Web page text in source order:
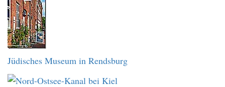
Jüdisches Museum in Rendsburg